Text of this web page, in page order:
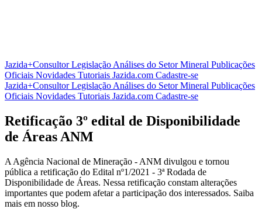
Jazida+ConsultorLegislação Análises do Setor Mineral Publicações
Oficiais Novidades Tutoriais Jazida.com Cadastre-se
Jazida+ConsultorLegislação Análises do Setor Mineral Publicações
Oficiais Novidades Tutoriais Jazida.com Cadastre-se
Retificação 3º edital de Disponibilidade
de Áreas ANM
A Agência Nacional de Mineração - ANM divulgou e tornou
pública a retificação do Edital nº1/2021 - 3ª Rodada de
Disponibilidade de Áreas. Nessa retificação constam alterações
importantes que podem afetar a participação dos interessados. Saiba
mais em nosso blog.